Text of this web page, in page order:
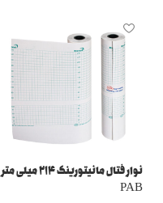
نوار فتال مانیتورینگ ۲۱۴ میلی متر
PAB